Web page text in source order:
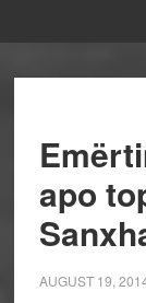
apo
AUGUST 19,